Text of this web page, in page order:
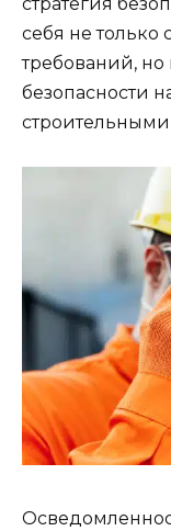
себя не
требований,
безопасности